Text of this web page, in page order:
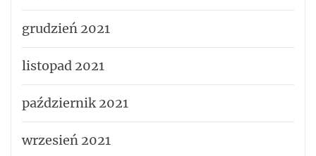
grudzień 2021
listopad 2021
październik 2021
wrzesień 2021